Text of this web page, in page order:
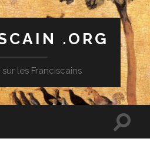
.ORG
les Franciscains